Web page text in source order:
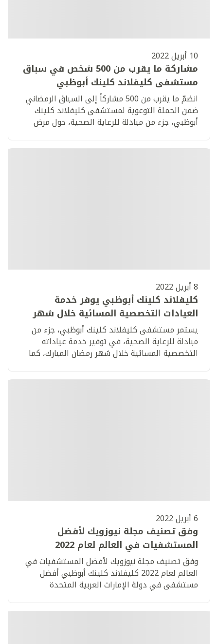
10 أبريل 2022
مشاركة ما يقرب من 500 شخص في سباق
مستشفى كليفلاند كلينك أبوظبي
الرمضاني ضمن حملته السنوية التوعوية
بمرض الشلل الرعاش (باركنسون)
انضمّ ما يقرب من 500 مشاركاً إلى السباق الرمضاني
ضمن الحملة التوعوية لمستشفى كليفلاند كلينك
أبوظبي، جزء من مبادلة للرعاية الصحية، حول مرض
أقيم في «ياس إيكرز جولف أند كاونتري كلوب».
8 أبريل 2022
كليفلاند كلينك أبوظبي يوفر خدمة
العيادات التخصصية المسائية خلال شهر
رمضان المبارك
يستمر مستشفى كليفلاند كلينك أبوظبي، جزء من
مبادلة للرعاية الصحية، في توفير خدمة عياداته
التخصصية المسائية خلال شهر رمضان المبارك، كما
المجتمعي ولتزويد مرضاه بخدمات الرعاية الصحية
6 أبريل 2022
وفق تصنيف مجلة نيوزويك لأفضل
المستشفيات في العالم لعام 2022
كليفلاند كلينك أبوظبي أفضل مستشفى
في دولة الإمارات العربية المتحدة
وفق تصنيف مجلة نيوزويك لأفضل المستشفيات في
العالم لعام 2022 كليفلاند كلينك أبوظبي أفضل
مستشفى في دولة الإمارات العربية المتحدة​